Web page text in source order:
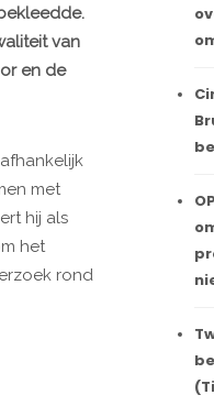
van
en de
met
hij als
het
rond